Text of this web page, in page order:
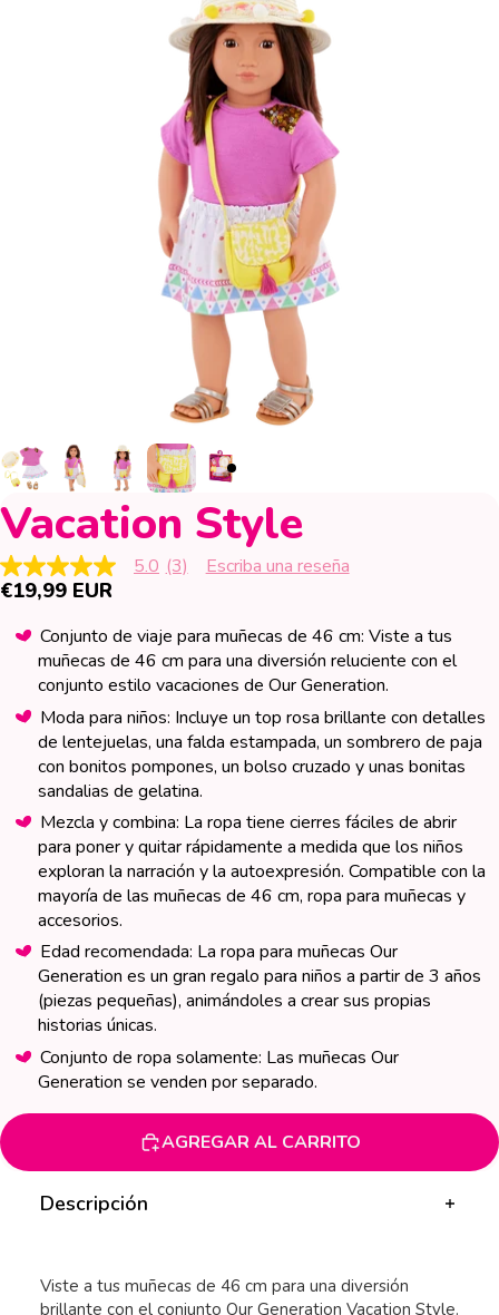
Vacation Style
5.0
de
estrellas,
valor
medio
valoración.
Read
Reviews.
Enlace
misma
página.
5.0 (3) Escriba una reseña
€19,99 EUR
Conjunto de viaje para muñecas de 46 cm: Viste a tus
muñecas de 46 cm para una diversión reluciente con el
conjunto estilo vacaciones de Our Generation.
Moda para niños: Incluye un top rosa brillante con detalles
de lentejuelas, una falda estampada, un sombrero de paja
con bonitos pompones, un bolso cruzado y unas bonitas
sandalias de gelatina.
Mezcla y combina: La ropa tiene cierres fáciles de abrir
para poner y quitar rápidamente a medida que los niños
exploran la narración y la autoexpresión. Compatible con la
mayoría de las muñecas de 46 cm, ropa para muñecas y
accesorios.
Edad recomendada: La ropa para muñecas Our
Generation es un gran regalo para niños a partir de 3 años
(piezas pequeñas), animándoles a crear sus propias
historias únicas.
Conjunto de ropa solamente: Las muñecas Our
Generation se venden por separado.
AGREGAR AL CARRITO
Descripción
Viste a tus muñecas de 46 cm para una diversión
brillante con el conjunto Our Generation Vacation Style.